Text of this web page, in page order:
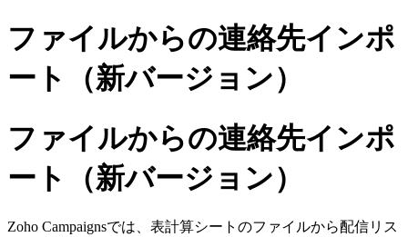
ファイルからの連絡先インポ
ート（新バージョン）
ファイルからの連絡先インポ
ート（新バージョン）
Zoho Campaignsでは、表計算シートのファイルから配信リス